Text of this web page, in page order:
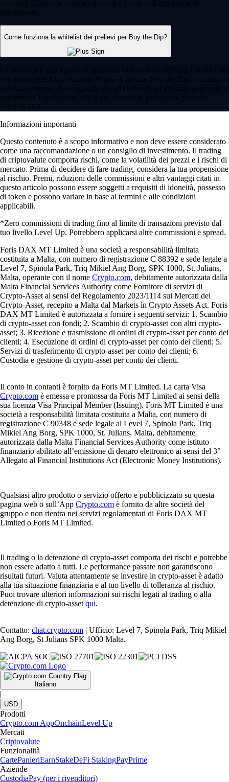
standard. Controlla sempre i dettagli e i costi nell'app prima di
confermare.
Come funziona la whitelist dei prelievi per Buy the Dip?
La whitelist è una misura di sicurezza obbligatoria dell'app Crypto.com
per proteggere il tuo account. Prima di inviare Buy the Dip a un nuovo
indirizzo esterno, devi aggiungerlo all'elenco degli indirizzi approvati e
confermare l'operazione con il tuo metodo di protezione preferito,
come la 2FA.
Informazioni importanti
Questo contenuto è a scopo informativo e non deve essere considerato
come una raccomandazione o un consiglio di investimento. Il trading
di criptovalute comporta rischi, come la volatilità dei prezzi e i rischi di
mercato. Prima di decidere di fare trading, considera la tua propensione
al rischio. Premi, riduzioni delle commissioni e altri vantaggi citati in
questo articolo possono essere soggetti a requisiti di idoneità, possesso
di token e possono variare in base ai termini e alle condizioni
applicabili.
*Zero commissioni di trading fino al limite di transazioni previsto dal
tuo livello Level Up. Potrebbero applicarsi altre commissioni e spread.
Foris DAX MT Limited è una società a responsabilità limitata
costituita a Malta, con numero di registrazione C 88392 e sede legale a
Level 7, Spinola Park, Triq Mikiel Ang Borg, SPK 1000, St. Julians,
Malta, operante con il nome Crypto.com, debitamente autorizzata dalla
Malta Financial Services Authority come Fornitore di servizi di
Crypto-Asset ai sensi del Regolamento 2023/1114 sui Mercati dei
Crypto-Asset, recepito a Malta dal Markets in Crypto Assets Act. Foris
DAX MT Limited è autorizzata a fornire i seguenti servizi: 1. Scambio
di crypto-asset con fondi; 2. Scambio di crypto-asset con altri crypto-
asset; 3. Ricezione e trasmissione di ordini di crypto-asset per conto dei
clienti; 4. Esecuzione di ordini di crypto-asset per conto dei clienti; 5.
Servizi di trasferimento di crypto-asset per conto dei clienti; 6.
Custodia e gestione di crypto-asset per conto dei clienti.
Il conto in contanti è fornito da Foris MT Limited. La carta Visa
Crypto.com è emessa e promossa da Foris MT Limited ai sensi della
sua licenza Visa Principal Member (Issuing). Foris MT Limited è una
società a responsabilità limitata costituita a Malta, con numero di
registrazione C 90348 e sede legale al Level 7, Spinola Park, Triq
Mikiel Ang Borg, SPK 1000, St. Julians, Malta, debitamente
autorizzata dalla Malta Financial Services Authority come istituto
finanziario abilitato all’emissione di denaro elettronico ai sensi del 3°
Allegato al Financial Institutions Act (Electronic Money Institutions).
Qualsiasi altro prodotto o servizio offerto e pubblicizzato su questa
pagina web o sull’App Crypto.com è fornito da altre società del
gruppo e non rientra nei servizi regolamentati di Foris DAX MT
Limited o Foris MT Limited.
Il trading o la detenzione di crypto-asset comporta dei rischi e potrebbe
non essere adatto a tutti. Le performance passate non garantiscono
risultati futuri. Valuta attentamente se investire in crypto-asset è adatto
alla tua situazione finanziaria e al tuo livello di tolleranza al rischio.
Puoi trovare ulteriori informazioni sui rischi legati al trading o alla
detenzione di crypto-asset qui.
Contatto: chat.crypto.com | Ufficio: Level 7, Spinola Park, Triq Mikiel
Ang Borg, St Julians SPK 1000 Malta.
Italiano
|
USD
Prodotti
Crypto.com AppOnchainLevel Up
Mercati
Criptovalute
Funzionalità
CartePanieriEarnStakeDeFi StakingPayPrime
Aziende
CustodiaPay (per i rivenditori)